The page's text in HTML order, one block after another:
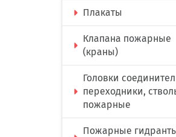
Плакаты
Клапана пожарные
(краны)
Головки
переходники,
пожарные
Пожарные